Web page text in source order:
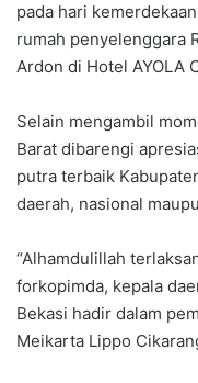
pada hari
rumah penyelenggara
Ardon di Hotel AYOLA
Selain mengambil
Barat dibarengi
putra terbaik
daerah, nasional
“Alhamdulillah
forkopimda, kepala
Bekasi hadir dalam
Meikarta Lippo